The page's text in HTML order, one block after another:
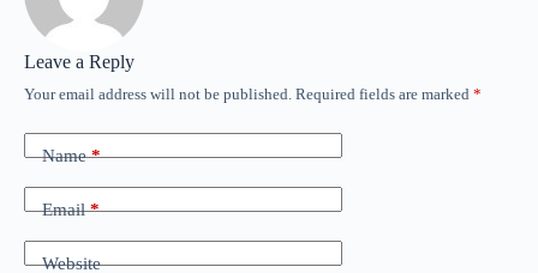
Leave a Reply
Your email address will not be published. Required fields are marked *
Name*
Email*
Website